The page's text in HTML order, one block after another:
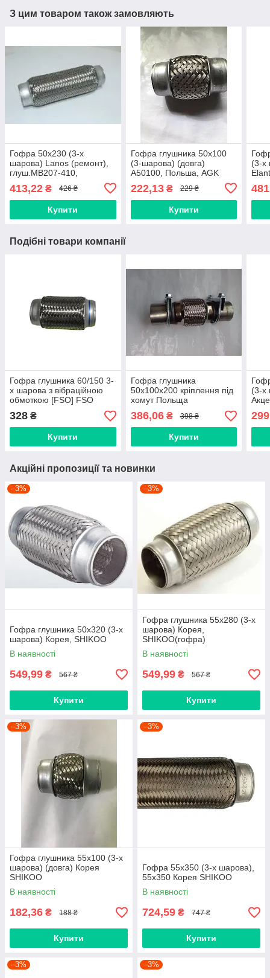
З цим товаром також замовляють
Гофра 50х230 (3-х
шарова) Lanos (ремонт),
глуш.MB207-410,
пріем.тр.Aveo, Lacetti 1.8 -
(LDA), A50230, AGK
413,22 ₴ 426 ₴
Купити
Гофра глушника 50х100
(3-шарова) (довга)
A50100, Польша, AGK
222,13₴ 229 ₴
Купити
(3-х
Подібні товари компанії
Гофра глушника 60/150 3-
х шарова з вібраційною
обмоткою [FSO] FSO
60/150
328 ₴
Купити
Гофра глушника
50х100x200 кріплення під
хомут Польща
386,06₴ 398 ₴
Купити
(3-х
Акційні пропозиції та новинки
–3%
Гофра глушника 50х320 (3-х
шарова) Корея, SHIKOO
В наявності
549,99 ₴ 567 ₴
Купити
–3%
Гофра глушника 55х280 (3-х
шарова) Корея,
SHIKOO(гофра)
В наявності
549,99 ₴ 567 ₴
Купити
–3%
Гофра глушника 55х100 (3-х
шарова) (довга) Корея
SHIKOO
В наявності
182,36 ₴ 188 ₴
Купити
–3%
Гофра 55х350 (3-х шарова),
55х350 Корея SHIKOO
В наявності
724,59 ₴ 747 ₴
Купити
–3% –3%